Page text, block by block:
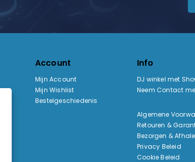
Account
Mijn Account
Mijn Wishlist
Bestelgeschiedenis
Info
DJ winkel met
Neem Contact
Algemene
Retouren &
Bezorgen &
Privacy Beleid
Cookie Beleid